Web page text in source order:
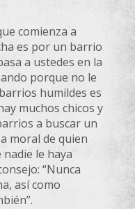
comienza a
es por un barrio
a ustedes en la
porque no le
humildes es
muchos chicos y
a buscar un
moral de quien
le haya
“Nunca
así como